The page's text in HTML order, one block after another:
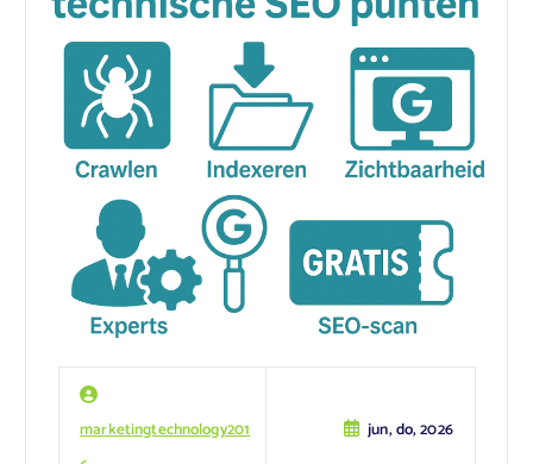
marketingtechnology201
jun, do, 2026